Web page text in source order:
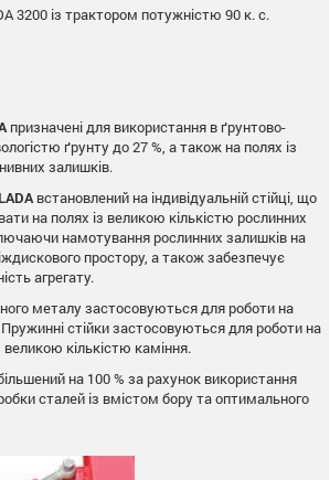
3200 із трактором потужністю 90 к. с.
призначені для використання в ґрунтово-
ґрунту до 27 %, а також на полях із
залишків.
встановлений на індивідуальній стійці, що
на полях із великою кількістю рослинних
намотування рослинних залишків на
простору, а також забезпечує
агрегату.
металу застосовуються для роботи на
стійки застосовуються для роботи на
кількістю каміння.
на 100 % за рахунок використання
сталей із вмістом бору та оптимального